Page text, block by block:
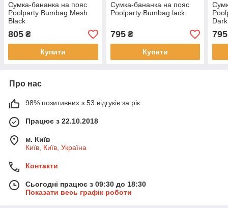
Сумка-бананка на пояс
Poolparty Bumbag Mesh
Black
805 ₴
Купити
Сумка-бананка на пояс
Poolparty Bumbag lack
795₴
Купити
795
Про нас
98% позитивних з 53 відгуків за рік
Працює з 22.10.2018
м. Київ
Київ, Київ, Україна
Контакти
Сьогодні працює з 09:30 до 18:30
Показати весь графік роботи